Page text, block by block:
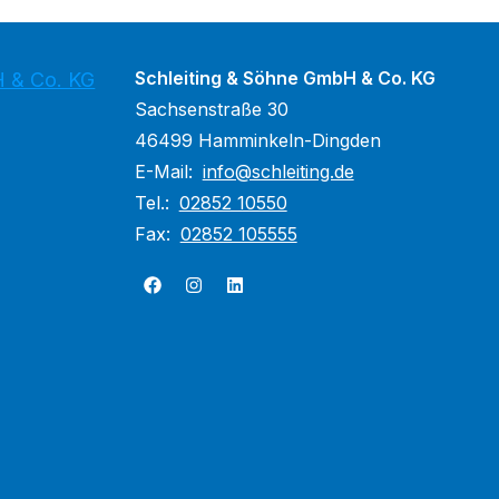
& Co. KG
Schleiting & Söhne GmbH & Co. KG
Sachsenstraße 30
46499 Hamminkeln-Dingden
E-Mail: info@schleiting.de
Tel.: 02852 10550
Fax: 02852 105555